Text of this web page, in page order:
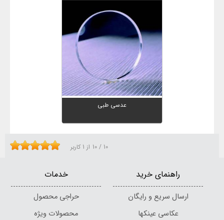
عدسی طبی
10 / 10 از 1 کاربر
راهنمای خرید
ارسال سریع و رایگان
عکاسی عینکها
خدمات
حراجی محصول
محصولات ویژه